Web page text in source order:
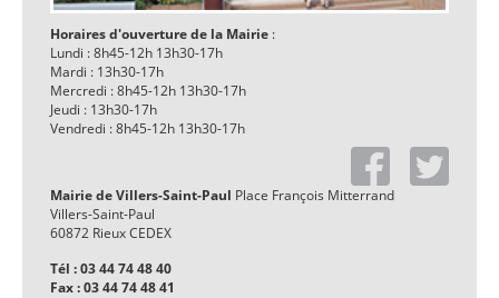
Horaires d'ouverture de la Mairie :
Lundi : 8h45-12h 13h30-17h
Mardi : 13h30-17h
Mercredi : 8h45-12h 13h30-17h
Jeudi : 13h30-17h
Vendredi : 8h45-12h 13h30-17h
Mairie de Villers-Saint-Paul Place François Mitterrand
Villers-Saint-Paul
60872 Rieux CEDEX
Tél : 03 44 74 48 40
Fax : 03 44 74 48 41